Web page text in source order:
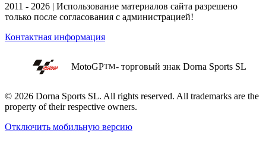
2011 - 2026 | Использование материалов сайта разрешено
только после согласования с администрацией!
Контактная информация
MotoGPTM- торговый знак Dorna Sports SL
© 2026 Dorna Sports SL. All rights reserved. All trademarks are the
property of their respective owners.
Отключить мобильную версию